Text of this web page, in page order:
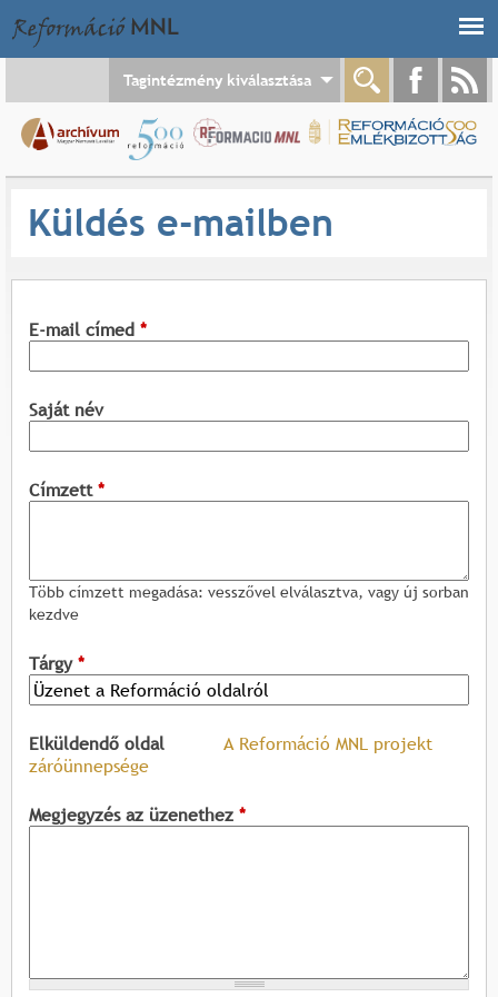
Tagintézmény kiválasztása
Küldés e-mailben
E-mail címed *
Saját név
Címzett*
Több címzett megadása: vesszővel elválasztva, vagy új sorban
kezdve
Tárgy*
Elküldendő oldal
A Reformáció MNL projekt
záróünnepsége
Megjegyzés az üzenethez *